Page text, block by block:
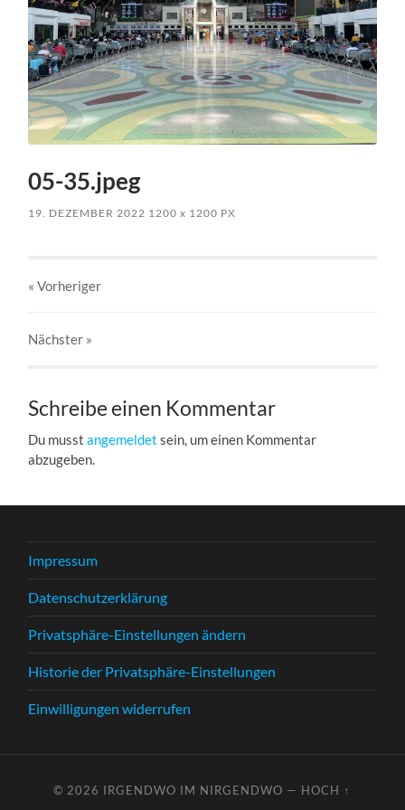
05-35.jpeg
19. DEZEMBER 2022 1200x 1200 PX
« Vorheriger
Nächster »
Schreibe einen Kommentar
Du musstangemeldet sein, um einen Kommentar
abzugeben.
Impressum
Datenschutzerklärung
Privatsphäre-Einstellungen ändern
Historie der Privatsphäre-Einstellungen
Einwilligungen widerrufen
© 2026 IRGENDWO IM NIRGENDWO — HOCH ↑